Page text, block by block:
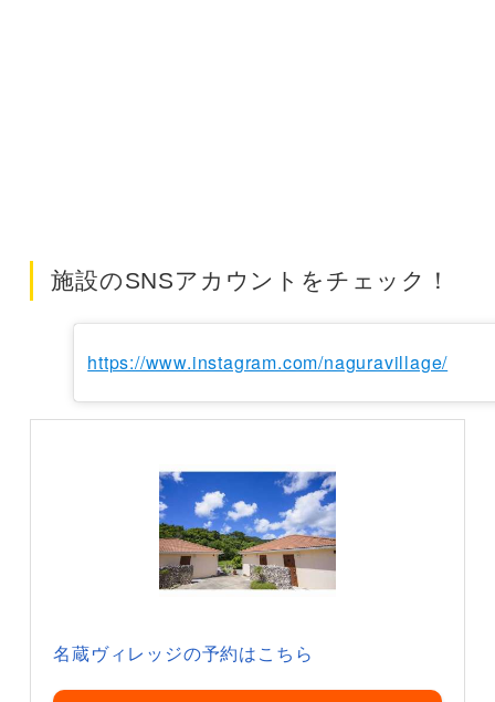
施設のSNSアカウントをチェック！
https://www.instagram.com/naguravillage/
名蔵ヴィレッジの予約はこちら